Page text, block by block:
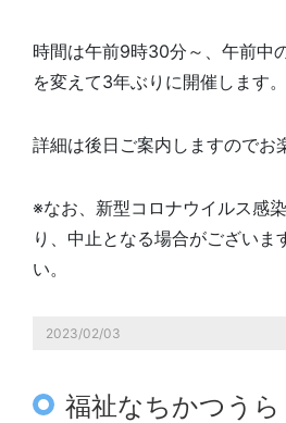
時間は午前9時30分～、午前中
を変えて3年ぶりに開催します。
詳細は後日ご案内しますのでお
※なお、新型コロナウイルス感
り、中止となる場合がございま
い。
2023/02/03
福祉なちかつう